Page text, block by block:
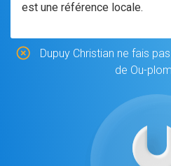
est une référence locale.
Dupuy Christian ne fais
de Ou-